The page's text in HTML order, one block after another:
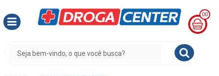
00
CESTA
R$
0,00